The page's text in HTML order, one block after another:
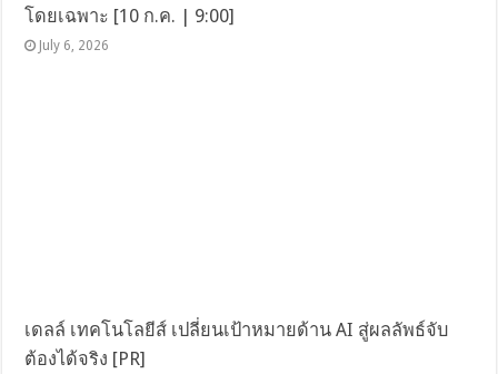
โดยเฉพาะ [10 ก.ค. | 9:00]
July 6, 2026
เดลล์ เทคโนโลยีส์ เปลี่ยนเป้าหมายด้าน AI สู่ผลลัพธ์จับ
ต้องได้จริง [PR]